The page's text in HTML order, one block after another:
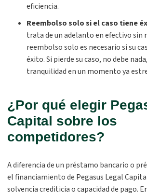
eficiencia.
Reembolso solo si el caso tiene
trata de un adelanto en efectivo sin
reembolso solo es necesario si su
éxito. Si pierde su caso, no debe
tranquilidad en un momento ya
¿Por qué elegir
Capital sobre los
competidores?
A diferencia de un préstamo bancario o
el financiamiento de Pegasus Legal
solvencia crediticia o capacidad de pago.